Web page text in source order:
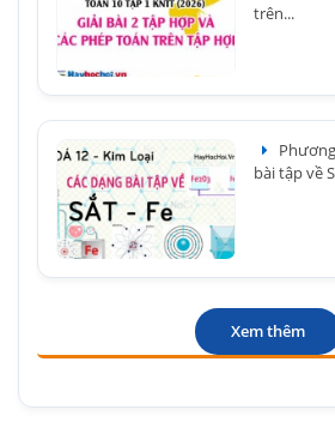
trên...
bài tập về
Xem thêm